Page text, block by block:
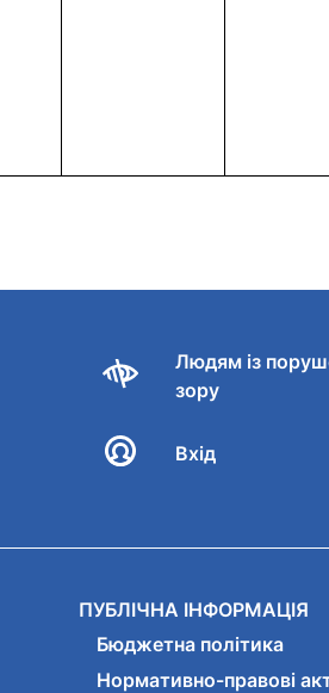
Людям із
зору
Вхід
ПУБЛІЧНА ІНФОРМАЦІЯ
Бюджетна політика
Нормативно-правові